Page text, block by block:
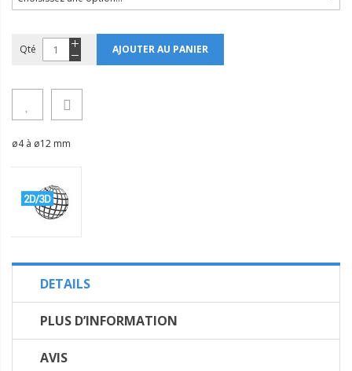
Qté AJOUTER AU PANIER
ø4 à ø12 mm
DETAILS
PLUS D’INFORMATION
AVIS